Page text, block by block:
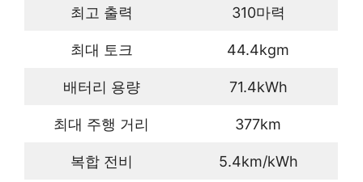
최고 출력 310마력
최대 토크 44.4kgm
배터리 용량 71.4kWh
최대 주행 거리 377km
복합 전비 5.4km/kWh